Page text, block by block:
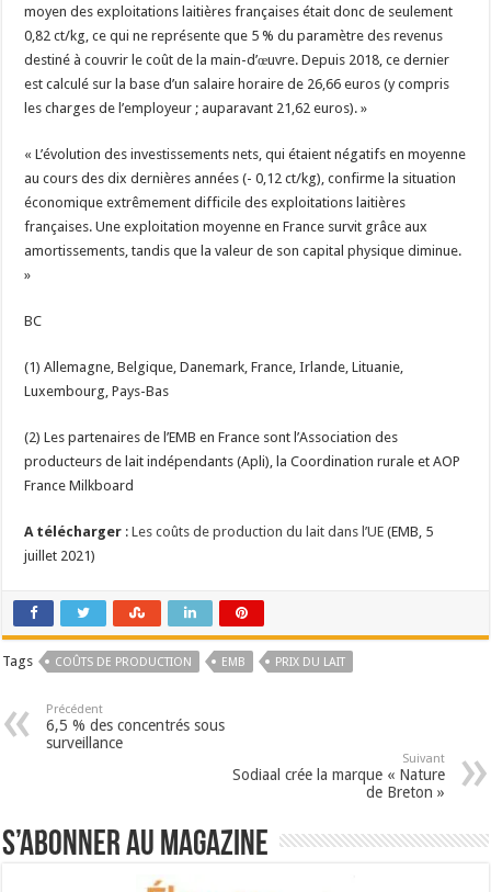
moyen des exploitations laitières françaises était donc de seulement
0,82 ct/kg, ce qui ne représente que 5 % du paramètre des revenus
destiné à couvrir le coût de la main-d’œuvre. Depuis 2018, ce dernier
est calculé sur la base d’un salaire horaire de 26,66 euros (y compris
les charges de l’employeur ; auparavant 21,62 euros). »
« L’évolution des investissements nets, qui étaient négatifs en moyenne
au cours des dix dernières années (- 0,12 ct/kg), confirme la situation
économique extrêmement difficile des exploitations laitières
françaises. Une exploitation moyenne en France survit grâce aux
amortissements, tandis que la valeur de son capital physique diminue.
»
BC
(1) Allemagne, Belgique, Danemark, France, Irlande, Lituanie,
Luxembourg, Pays-Bas
(2) Les partenaires de l’EMB en France sont l’Association des
producteurs de lait indépendants (Apli), la Coordination rurale et AOP
France Milkboard
A télécharger :Les coûts de production du lait dans l’UE (EMB, 5
juillet 2021)
Tags COÛTS DE PRODUCTION EMB PRIX DU LAIT
Précédent
6,5 % des concentrés sous
surveillance
Suivant
Sodiaal crée la marque « Nature
de Breton »
S’abonner au magazine